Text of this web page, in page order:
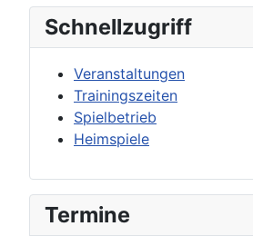
Schnellzugriff
Veranstaltungen
Trainingszeiten
Spielbetrieb
Heimspiele
Termine